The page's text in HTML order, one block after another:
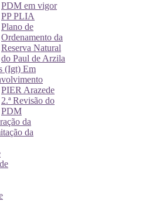
PDM em vigor
PP PLIA
Plano de
Ordenamento da
Reserva Natural
do Paul de Arzila
(Igt) Em
PIER Arazede
2.ª Revisão do
PDM
da
da